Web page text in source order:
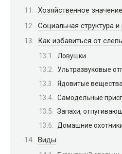
Хозяйственное
Социальная структура
Как избавиться от
Ловушки
Ультразвуковые
Ядовитые вещества
Самодельные
Запахи,
Домашние
Виды